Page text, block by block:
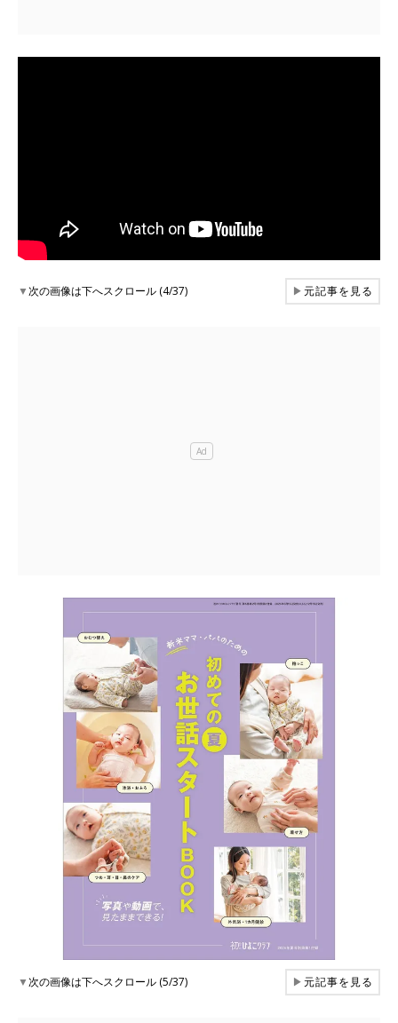
▼次の画像は下へスクロール (4/37) ▶元記事を見る
▼次の画像は下へスクロール (5/37) ▶元記事を見る